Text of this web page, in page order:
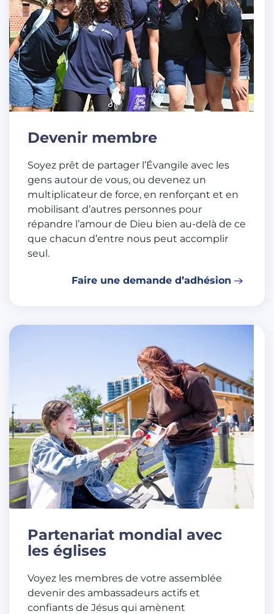
Devenir membre
Soyez prêt de partager l’Évangile avec les
gens autour de vous, ou devenez un
multiplicateur de force, en renforçant et en
mobilisant d’autres personnes pour
répandre l’amour de Dieu bien au-delà de ce
que chacun d’entre nous peut accomplir
seul.
Faire une demande d’adhésion
Partenariat mondial avec
les églises
Voyez les membres de votre assemblée
devenir des ambassadeurs actifs et
confiants de Jésus qui amènent